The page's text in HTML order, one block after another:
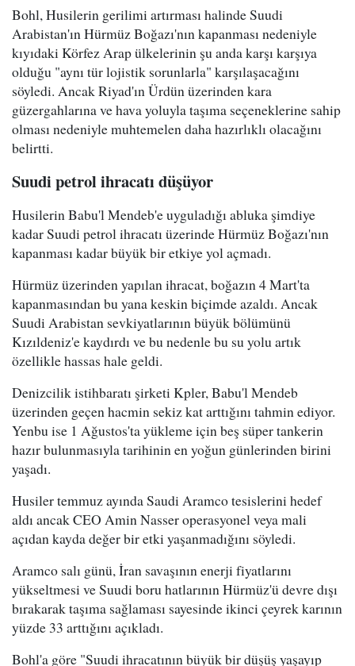
Bohl, Husilerin gerilimi artırması halinde Suudi
Arabistan'ın Hürmüz Boğazı'nın kapanması nedeniyle
kıyıdaki Körfez Arap ülkelerinin şu anda karşı karşıya
olduğu "aynı tür lojistik sorunlarla" karşılaşacağını
söyledi. Ancak Riyad'ın Ürdün üzerinden kara
güzergahlarına ve hava yoluyla taşıma seçeneklerine sahip
olması nedeniyle muhtemelen daha hazırlıklı olacağını
belirtti.
Suudi petrol ihracatı düşüyor
Husilerin Babu'l Mendeb'e uyguladığı abluka şimdiye
kadar Suudi petrol ihracatı üzerinde Hürmüz Boğazı'nın
kapanması kadar büyük bir etkiye yol açmadı.
Hürmüz üzerinden yapılan ihracat, boğazın 4 Mart'ta
kapanmasından bu yana keskin biçimde azaldı. Ancak
Suudi Arabistan sevkiyatlarının büyük bölümünü
Kızıldeniz'e kaydırdı ve bu nedenle bu su yolu artık
özellikle hassas hale geldi.
Denizcilik istihbaratı şirketi Kpler, Babu'l Mendeb
üzerinden geçen hacmin sekiz kat arttığını tahmin ediyor.
Yenbu ise 1 Ağustos'ta yükleme için beş süper tankerin
hazır bulunmasıyla tarihinin en yoğun günlerinden birini
yaşadı.
Husiler temmuz ayında Saudi Aramco tesislerini hedef
aldı ancak CEO Amin Nasser operasyonel veya mali
açıdan kayda değer bir etki yaşanmadığını söyledi.
Aramco salı günü, İran savaşının enerji fiyatlarını
yükseltmesi ve Suudi boru hatlarının Hürmüz'ü devre dışı
bırakarak taşıma sağlaması sayesinde ikinci çeyrek karının
yüzde 33 arttığını açıkladı.
Bohl'a göre "Suudi ihracatının büyük bir düşüş yaşayıp